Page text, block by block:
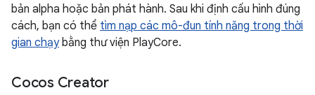
bản alpha hoặc bản phát hành. Sau khi định cấu hình đúng
cách, bạn có thể tìm nạp các mô-đun tính năng trong thời
gian chạybằng thư viện PlayCore.
Cocos Creator